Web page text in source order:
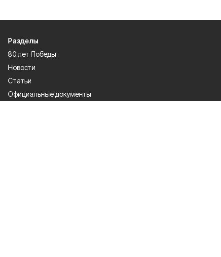
Разделы
80 лет Победы
Новости
Статьи
Официальные документы